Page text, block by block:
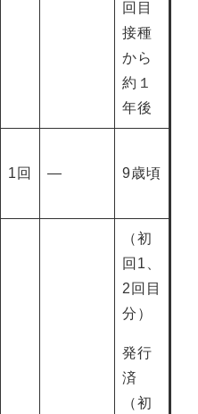
回目
接種
から
約１
年後
1回 ― 9歳頃
（初
回1、
2回目
分）
発行
済
（初